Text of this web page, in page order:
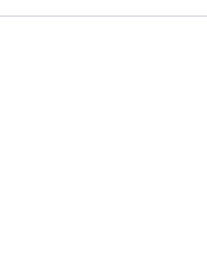
Апеляційного
законов,
о порядке